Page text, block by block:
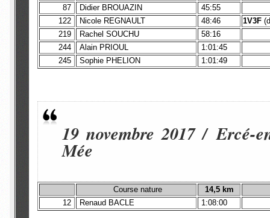
87
Didier BROUAZIN
45:55
122
Nicole REGNAULT 48:46 1V3F
219
Rachel SOUCHU
58:16
244
Alain PRIOUL
1:01:45
245
Sophie PHELION 1:01:49
19 novembre 2017 / Ercé-
Mée
Course nature
14,5 km
12
Renaud BACLE 1:08:00